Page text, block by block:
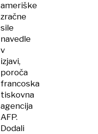
ameriške
zračne
sile
navedle
v
izjavi,
poroča
francoska
tiskovna
agencija
AFP.
Dodali